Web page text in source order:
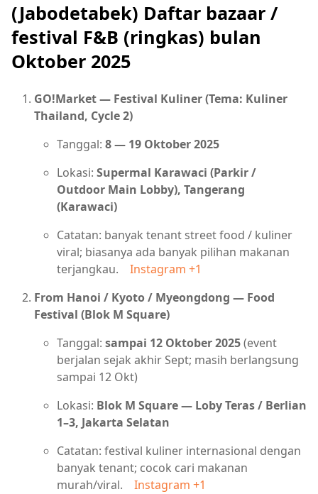
(Jabodetabek) Daftar bazaar /
festival F&B (ringkas) bulan
Oktober 2025
GO!Market — Festival Kuliner (Tema: Kuliner
Thailand, Cycle 2)
Tanggal: 8 — 19 Oktober 2025
Lokasi: Supermal Karawaci (Parkir /
Outdoor Main Lobby), Tangerang
(Karawaci)
Catatan: banyak tenant street food / kuliner
viral; biasanya ada banyak pilihan makanan
terjangkau.
Instagram +1
From Hanoi / Kyoto / Myeongdong — Food
Festival (Blok M Square)
Tanggal: sampai 12 Oktober 2025(event
berjalan sejak akhir Sept; masih berlangsung
sampai 12 Okt)
Lokasi: Blok M Square — Loby Teras / Berlian
1–3, Jakarta Selatan
Catatan: festival kuliner internasional dengan
banyak tenant; cocok cari makanan
murah/viral.
Instagram +1